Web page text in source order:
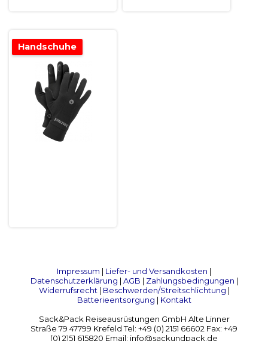
Handschuhe
Impressum | Liefer- und Versandkosten |
Datenschutzerklärung | AGB | Zahlungsbedingungen |
Widerrufsrecht| Beschwerden/Streitschlichtung |
Batterieentsorgung | Kontakt
Sack&Pack Reiseausrüstungen GmbH Alte Linner
Straße 79 47799 Krefeld Tel: +49 (0) 2151 66602 Fax: +49
(0) 2151 615820 Email: info@sackundpack.de